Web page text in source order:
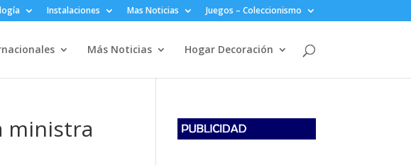
Instalaciones Mas Noticias Juegos – Coleccionismo
Más Noticias Hogar Decoración
ministra